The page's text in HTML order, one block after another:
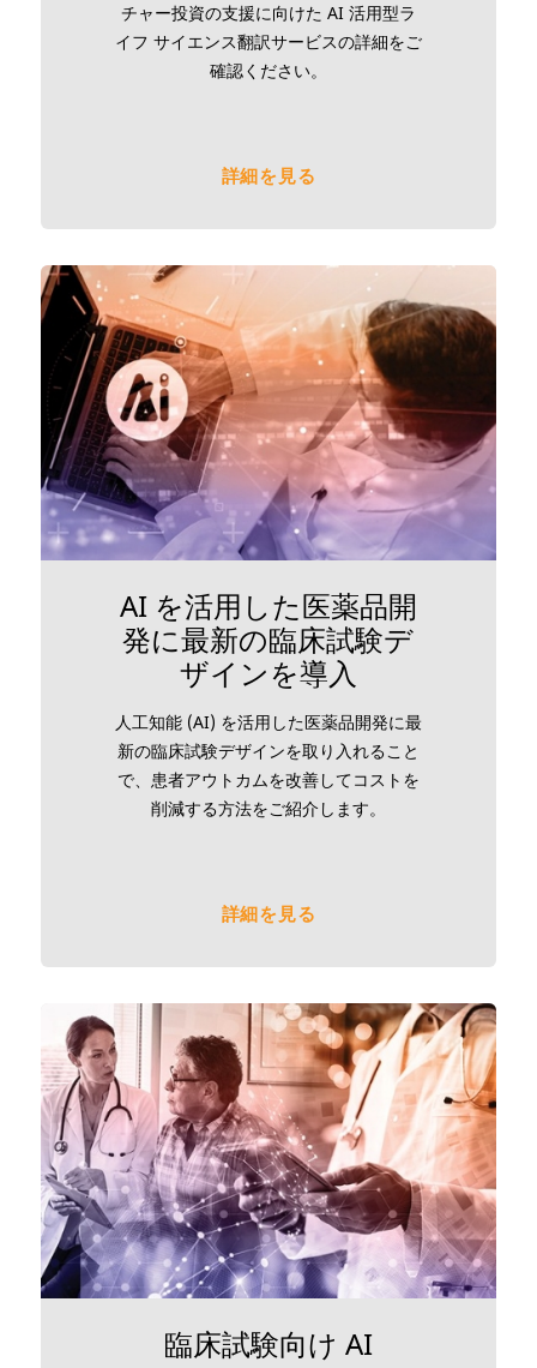
チャー投資の支援に向けた AI 活用型ラ
イフ サイエンス翻訳サービスの詳細をご
確認ください。
詳細を見る
AI を活用した医薬品開
発に最新の臨床試験デ
ザインを導入
人工知能 (AI) を活用した医薬品開発に最
新の臨床試験デザインを取り入れること
で、患者アウトカムを改善してコストを
削減する方法をご紹介します。
詳細を見る
臨床試験向け AI